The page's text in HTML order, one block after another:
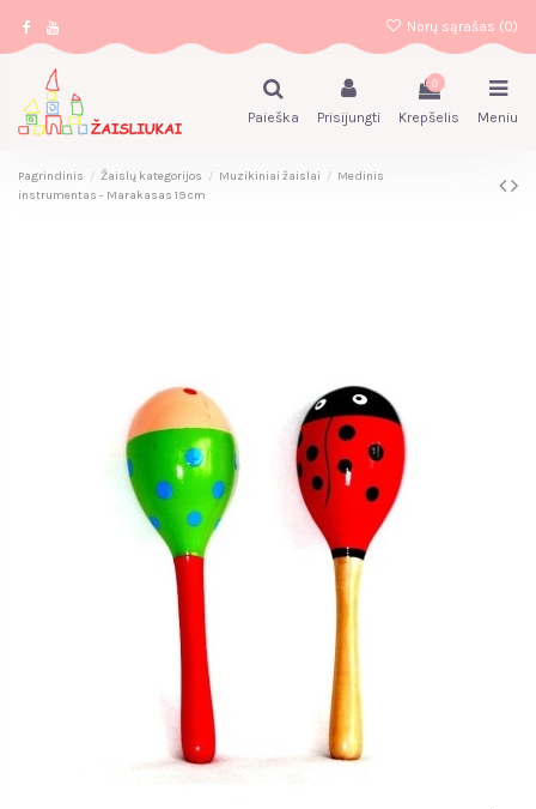
Norų sąrašas (0)
Paieška Prisijungti
0
Krepšelis Meniu
Pagrindinis Žaislų kategorijos Muzikiniai žaislai
Medinis
instrumentas - Marakasas 19 cm